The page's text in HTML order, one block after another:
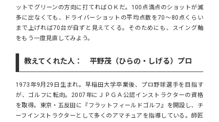
ットでグリーンの方向に打てればＯＫだ。100点満点のショットが滅
多に出なくても、ドライバーショットの平均点数を70～80点くらい
まで上げれば70台が自ずと見えてくる。そのためにも、スイング軸
をもう一度見直してみよう。
教えてくれた人： 平野茂（ひらの・しげる）プロ
1973年9月29日生まれ。早稲田大学卒業後、プロ野球選手を目指す
が、ゴルフに転向。2007年にＪＰＧＡ公認インストラクターの資格
を取得。東京・五反田に『フラットフィールドゴルフ』を開設し、チ
ーフインストラクターとして多くのアマチュアを指導している。師匠